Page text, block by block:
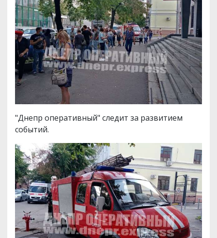
"Днепр оперативный" следит за развитием
событий.